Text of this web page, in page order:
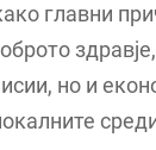
главни
но и